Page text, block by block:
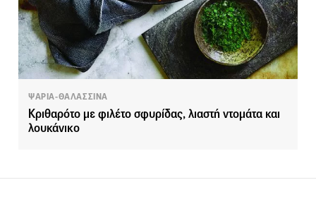
ΨΑΡΙΑ-ΘΑΛΑΣΣΙΝΑ
Κριθαρότο με φιλέτο σφυρίδας, λιαστή ντομάτα και
λουκάνικο